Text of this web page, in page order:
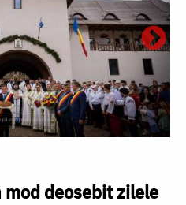
deosebit zilele